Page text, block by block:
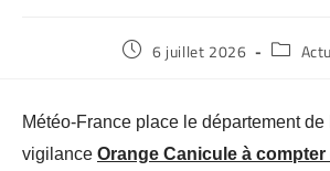
6 juillet 2026
Météo-France place le département
vigilance Orange Canicule à compter